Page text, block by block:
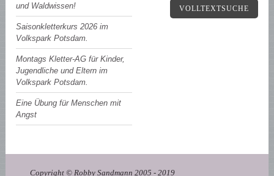
und Waldwissen!
Saisonkletterkurs 2026 im
Volkspark Potsdam.
Montags Kletter-AG für Kinder,
Jugendliche und Eltern im
Volkspark Potsdam.
Eine Übung für Menschen mit
Angst
VOLLTEXTSUCHE
Copyright © Robby Sandmann 2005 - 2019